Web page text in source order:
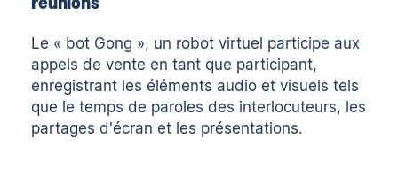
Le « bot Gong », un robot virtuel participe aux
appels de vente en tant que participant,
enregistrant les éléments audio et visuels tels
que le temps de paroles des interlocuteurs, les
partages d'écran et les présentations.